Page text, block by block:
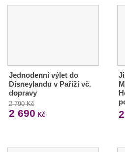
Jednodenní výlet do
Disneylandu v Paříži vč.
dopravy
2 790 Kč
2 690 Kč